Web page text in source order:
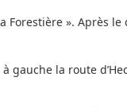
Forestière ». Après
gauche la route